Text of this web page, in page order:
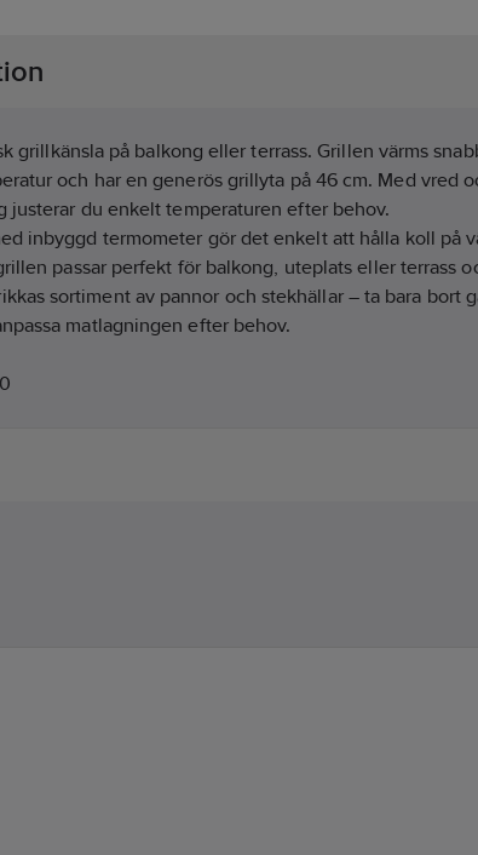
grillkänsla på balkong eller terrass. Grillen värms
och har en generös grillyta på 46 cm. Med vred
justerar du enkelt temperaturen efter behov.
inbyggd termometer gör det enkelt att hålla koll på
passar perfekt för balkong, uteplats eller terrass
sortiment av pannor och stekhällar – ta bara bort
matlagningen efter behov.